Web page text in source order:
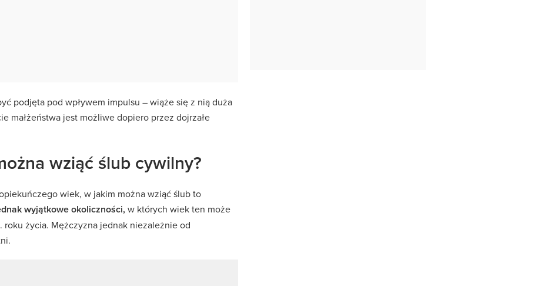
podjęta pod wpływem impulsu – wiąże się z nią duża
małżeństwa jest możliwe dopiero przez dojrzałe
wziąć ślub cywilny?
wiek, w jakim można wziąć ślub to
wyjątkowe okoliczności, w których wiek ten może
roku życia. Mężczyzna jednak niezależnie od